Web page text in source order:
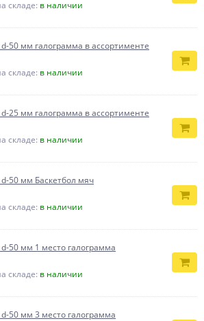
складе: в наличии
50 мм галограмма в ассортименте
складе: в наличии
25 мм галограмма в ассортименте
складе: в наличии
50 мм Баскетбол мяч
складе: в наличии
50 мм 1 место галограмма
складе: в наличии
50 мм 3 место галограмма